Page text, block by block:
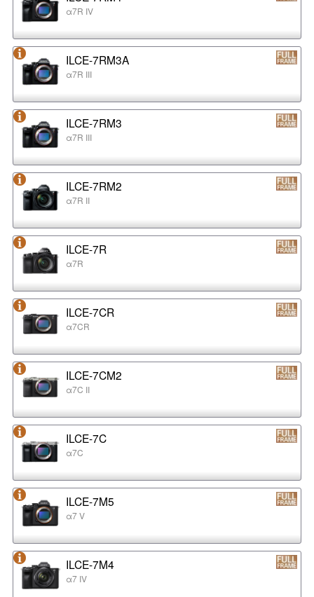
α7R IV
ILCE-7RM3A
α7R III
ILCE-7RM3
α7R III
ILCE-7RM2
α7R II
ILCE-7R
α7R
ILCE-7CR
α7CR
ILCE-7CM2
α7C II
ILCE-7C
α7C
ILCE-7M5
α7 V
ILCE-7M4
α7 IV